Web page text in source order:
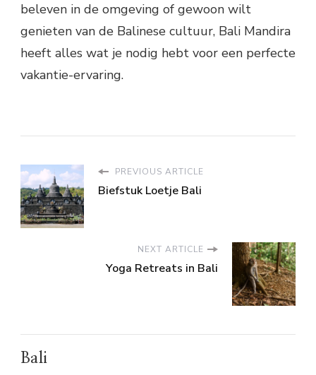
beleven in de omgeving of gewoon wilt
genieten van de Balinese cultuur, Bali Mandira
heeft alles wat je nodig hebt voor een perfecte
vakantie-ervaring.
PREVIOUS ARTICLE
Biefstuk Loetje Bali
NEXT ARTICLE
Yoga Retreats in Bali
Bali